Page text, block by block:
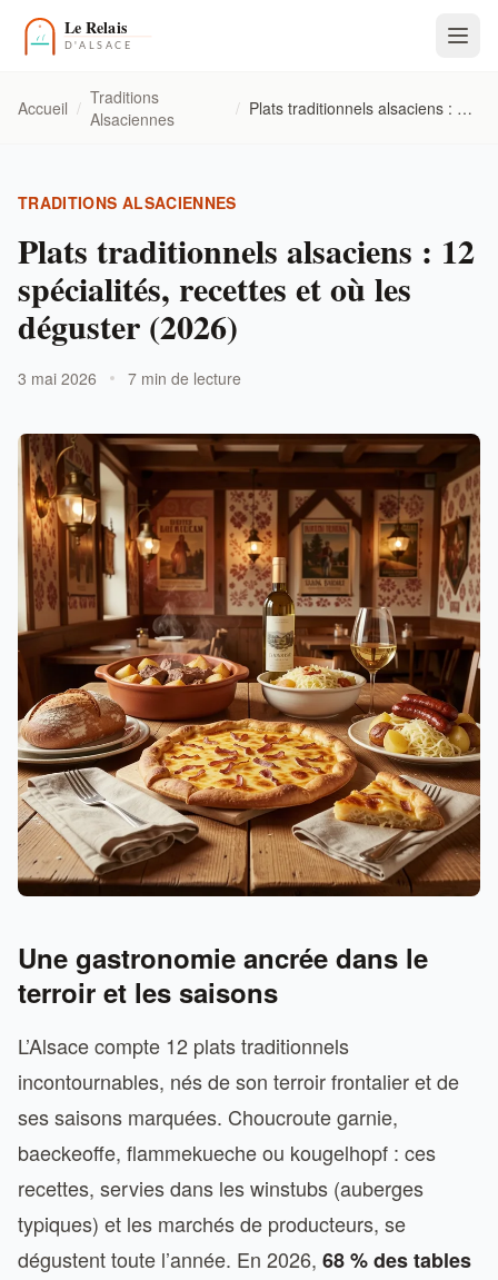
Accueil / Traditions
Alsaciennes
/ Plats traditionnels alsaciens : 12 spécialités, recettes et où les déguster (2026)
TRADITIONS ALSACIENNES
Plats traditionnels alsaciens : 12
spécialités, recettes et où les
déguster (2026)
3 mai 2026 7 min de lecture
Une gastronomie ancrée dans le
terroir et les saisons
L’Alsace compte 12 plats traditionnels
incontournables, nés de son terroir frontalier et de
ses saisons marquées. Choucroute garnie,
baeckeoffe, flammekueche ou kougelhopf : ces
recettes, servies dans les winstubs (auberges
typiques) et les marchés de producteurs, se
dégustent toute l’année. En 2026, 68 % des tables